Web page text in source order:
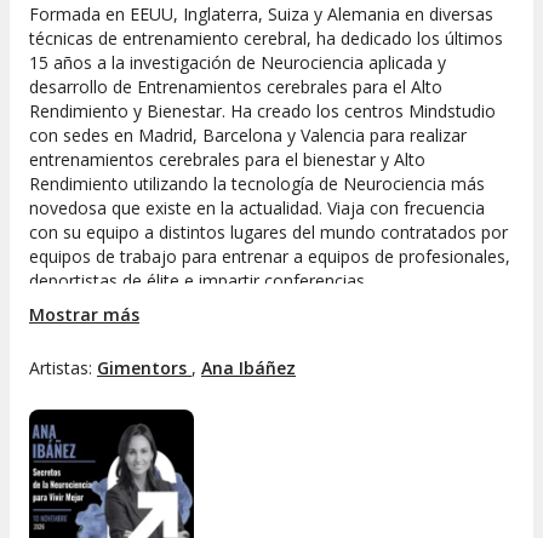
Formada en EEUU, Inglaterra, Suiza y Alemania en diversas
técnicas de entrenamiento cerebral, ha dedicado los últimos
15 años a la investigación de Neurociencia aplicada y
desarrollo de Entrenamientos cerebrales para el Alto
Rendimiento y Bienestar. Ha creado los centros Mindstudio
con sedes en Madrid, Barcelona y Valencia para realizar
entrenamientos cerebrales para el bienestar y Alto
Rendimiento utilizando la tecnología de Neurociencia más
novedosa que existe en la actualidad. Viaja con frecuencia
con su equipo a distintos lugares del mundo contratados por
equipos de trabajo para entrenar a equipos de profesionales,
deportistas de élite e impartir conferencias.
Es conferenciante habitual y participa activamente con
entrenamiento a nivel nacional e internacional. Autora del
Colabora habitualmente en medios de comunicación y
empresas como Telefónica, Cisco, FIFA, Liberty Seguros,
Helena Rubinstein, Astrazeneca, BBVA o Banco Santander
entre otras.
Mostrar más
Artistas: Gimentors , Ana Ibáñez